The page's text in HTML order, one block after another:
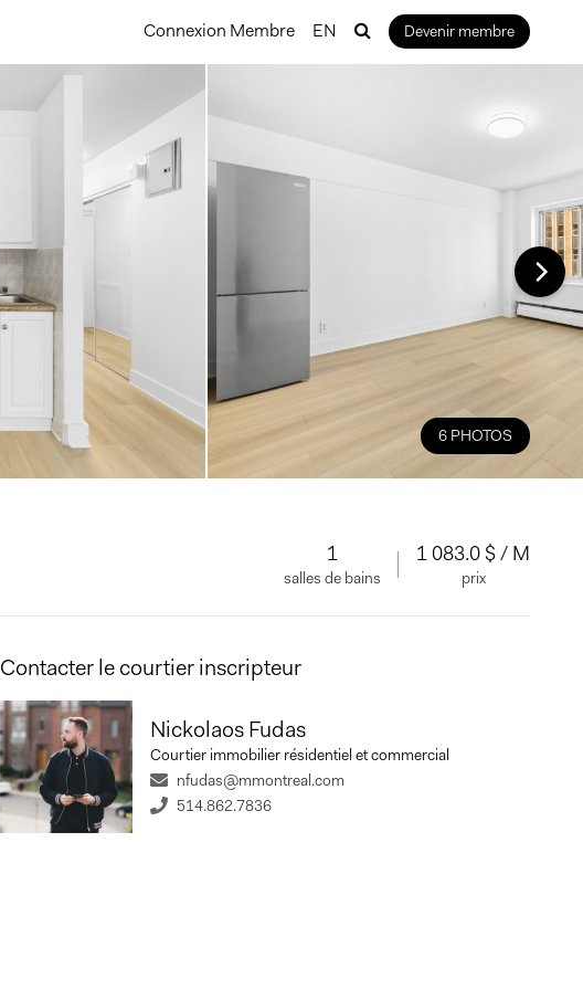
Connexion Membre EN Devenir membre
6 PHOTOS
1
salles de bains
1 083.0 $ / M
prix
Contacter le courtier inscripteur
Nickolaos Fudas
Courtier immobilier résidentiel et commercial
nfudas@mmontreal.com
514.862.7836